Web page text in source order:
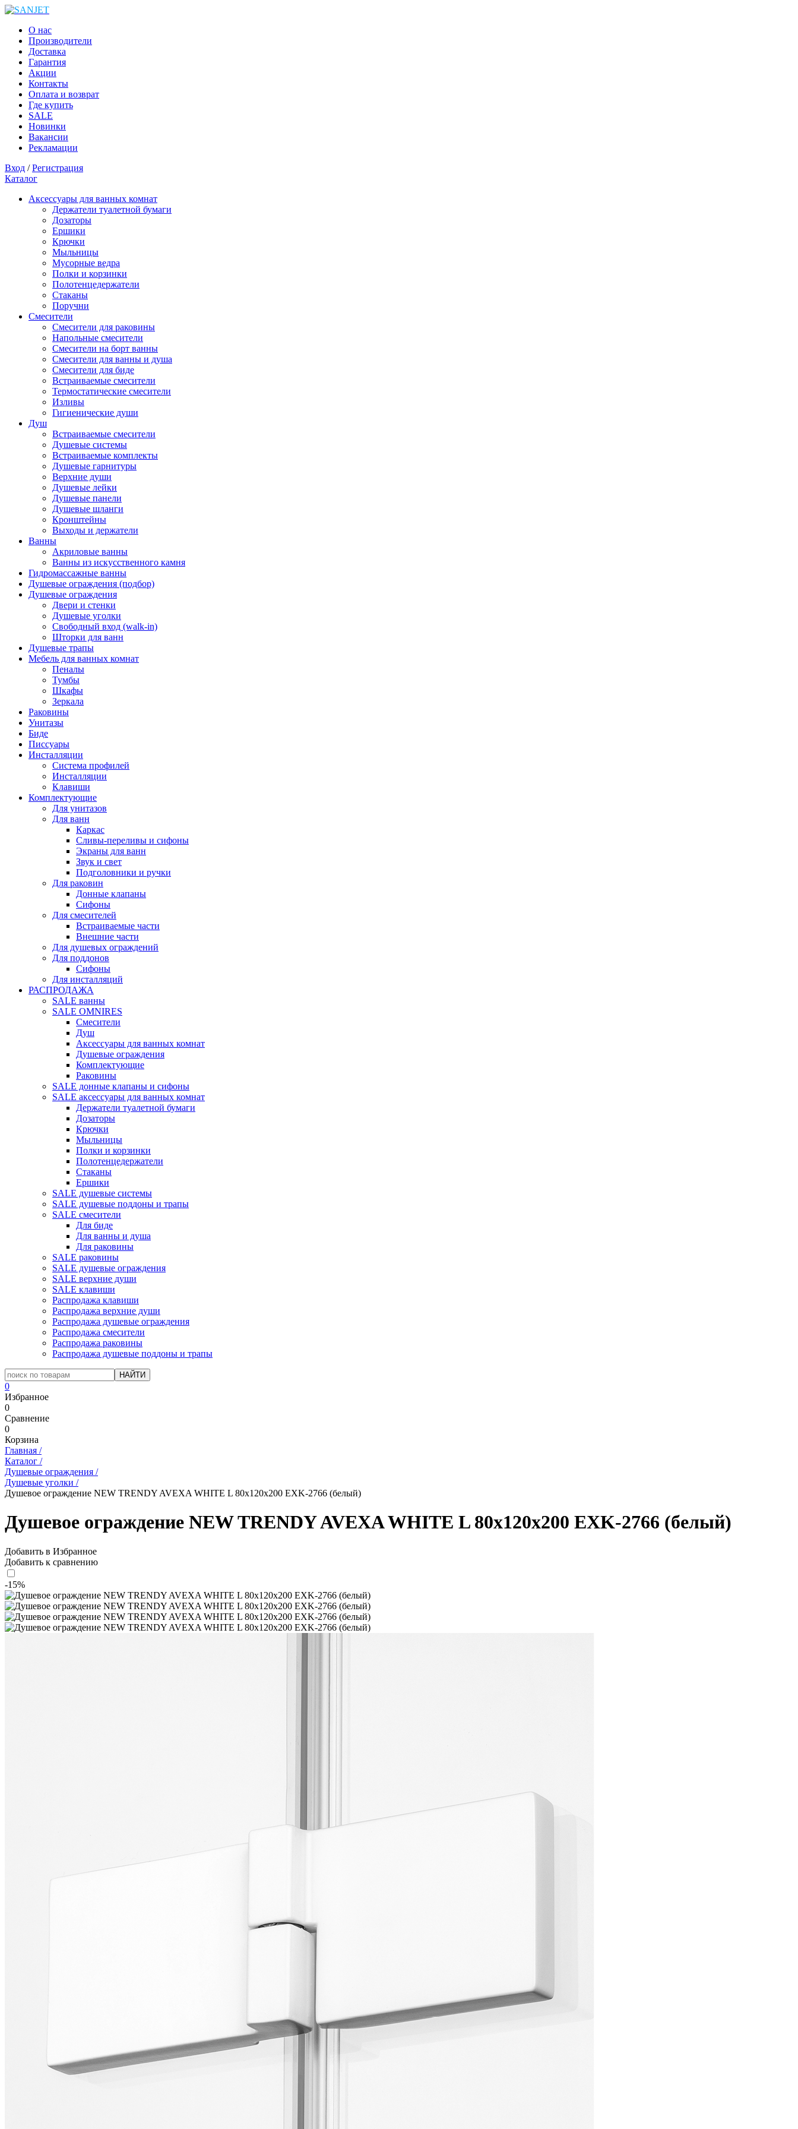
О нас
Производители
Доставка
Гарантия
Акции
Контакты
Оплата и возврат
Где купить
SALE
Новинки
Вакансии
Рекламации
Вход /Регистрация
Каталог
Аксессуары для ванных комнат
Держатели туалетной бумаги
Дозаторы
Ершики
Крючки
Мыльницы
Мусорные ведра
Полки и корзинки
Полотенцедержатели
Стаканы
Поручни
Смесители
Смесители для раковины
Напольные смесители
Смесители на борт ванны
Смесители для ванны и душа
Смесители для биде
Встраиваемые смесители
Термостатические смесители
Изливы
Гигиенические души
Душ
Встраиваемые смесители
Душевые системы
Встраиваемые комплекты
Душевые гарнитуры
Верхние души
Душевые лейки
Душевые панели
Душевые шланги
Кронштейны
Выходы и держатели
Ванны
Акриловые ванны
Ванны из искусственного камня
Гидромассажные ванны
Душевые ограждения (подбор)
Душевые ограждения
Двери и стенки
Душевые уголки
Свободный вход (walk-in)
Шторки для ванн
Душевые трапы
Мебель для ванных комнат
Пеналы
Тумбы
Шкафы
Зеркала
Раковины
Унитазы
Биде
Писсуары
Инсталляции
Система профилей
Инсталляции
Клавиши
Комплектующие
Для унитазов
Для ванн
Каркас
Сливы-переливы и сифоны
Экраны для ванн
Звук и свет
Подголовники и ручки
Для раковин
Донные клапаны
Сифоны
Для смесителей
Встраиваемые части
Внешние части
Для душевых ограждений
Для поддонов
Сифоны
Для инсталляций
РАСПРОДАЖА
SALE ванны
SALE OMNIRES
Смесители
Душ
Аксессуары для ванных комнат
Душевые ограждения
Комплектующие
Раковины
SALE донные клапаны и сифоны
SALE аксессуары для ванных комнат
Держатели туалетной бумаги
Дозаторы
Крючки
Мыльницы
Полки и корзинки
Полотенцедержатели
Стаканы
Ершики
SALE душевые системы
SALE душевые поддоны и трапы
SALE смесители
Для биде
Для ванны и душа
Для раковины
SALE раковины
SALE душевые ограждения
SALE верхние души
SALE клавиши
Распродажа клавиши
Распродажа верхние души
Распродажа душевые ограждения
Распродажа смесители
Распродажа раковины
Распродажа душевые поддоны и трапы
0
Избранное
0
Сравнение
0
Корзина
Главная /
Каталог /
Душевые ограждения /
Душевые уголки /
Душевое ограждение NEW TRENDY AVEXA WHITE L 80x120x200 EXK-2766 (белый)
Душевое ограждение NEW TRENDY AVEXA WHITE L 80x120x200 EXK-2766 (белый)
Добавить в Избранное
Добавить к сравнению
-15%